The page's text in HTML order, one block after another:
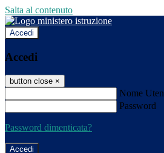
Salta al contenuto
Accedi
Accedi
button close ×
Nome
Password
Password dimenticata?